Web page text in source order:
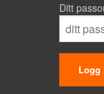
Ditt